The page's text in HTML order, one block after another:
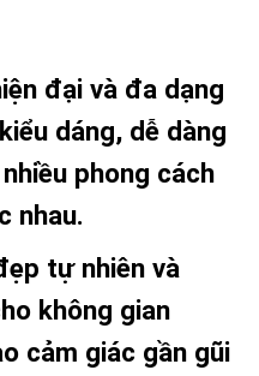
đại và đa dạng
dáng, dễ dàng
phong cách
nhau.
tự nhiên và
không gian
cảm giác gần gũi